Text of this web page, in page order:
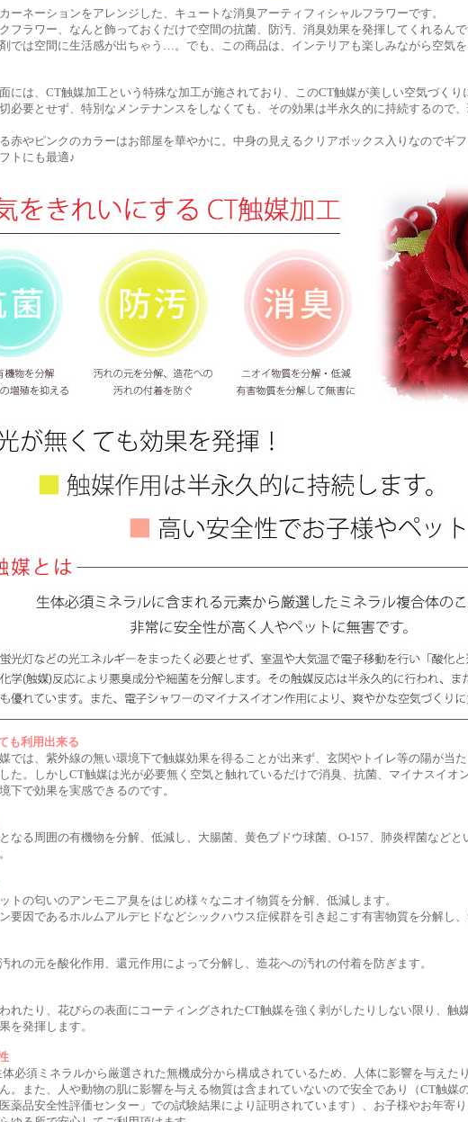
ーネーションをアレンジした、キュートな消臭アーティフィシャルフラワーです。
フラワー、なんと飾っておくだけで空間の抗菌、防汚、消臭効果を発揮してくれるんで
では空間に生活感が出ちゃう…。でも、この商品は、インテリアも楽しみながら空気
には、CT触媒加工という特殊な加工が施されており、このCT触媒が美しい空気づくり
必要とせず、特別なメンテナンスをしなくても、その効果は半永久的に持続するので
赤やピンクのカラーはお部屋を華やかに。中身の見えるクリアボックス入りなのでギ
トにも最適♪
も利用出来る
では、紫外線の無い環境下で触媒効果を得ることが出来ず、玄関やトイレ等の陽が当
た。しかしCT触媒は光が必要無く空気と触れているだけで消臭、抗菌、マイナスイオ
下で効果を実感できるのです。
なる周囲の有機物を分解、低減し、大腸菌、黄色ブドウ球菌、O-157、肺炎桿菌などと
トの匂いのアンモニア臭をはじめ様々なニオイ物質を分解、低減します。
要因であるホルムアルデヒドなどシックハウス症候群を引き起こす有害物質を分解し、
れの元を酸化作用、還元作用によって分解し、造花への汚れの付着を防ぎます。
れたり、花びらの表面にコーティングされたCT触媒を強く剥がしたりしない限り、触
を発揮します。
必須ミネラルから厳選された無機成分から構成されているため、人体に影響を与えた
。また、人や動物の肌に影響を与える物質は含まれていないので安全であり（CT触媒
薬品安全性評価センター」での試験結果により証明されています）、お子様やお年寄り